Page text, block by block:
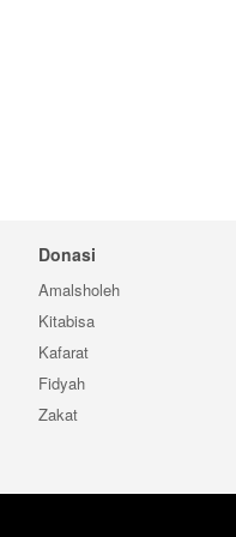
Donasi
Amalsholeh
Kitabisa
Kafarat
Fidyah
Zakat